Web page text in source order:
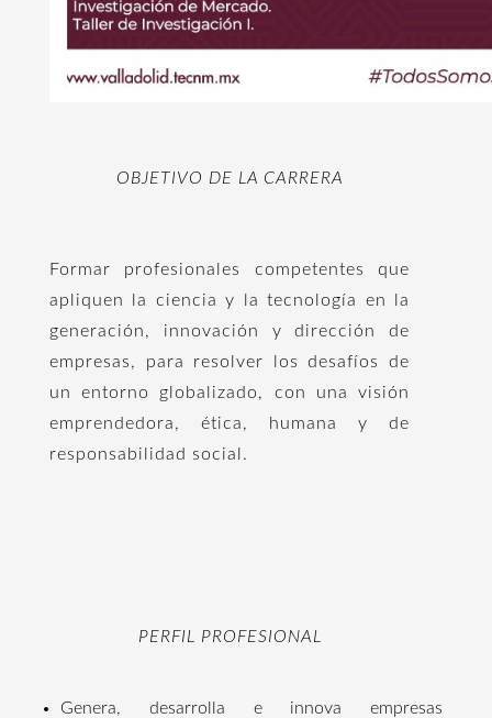
OBJETIVO DE LA CARRERA
Formar profesionales competentes que
apliquen la ciencia y la tecnología en la
generación, innovación y dirección de
empresas, para resolver los desafíos de
un entorno globalizado, con una visión
emprendedora, ética, humana y de
responsabilidad social.
PERFIL PROFESIONAL
Genera, desarrolla e innova empresas